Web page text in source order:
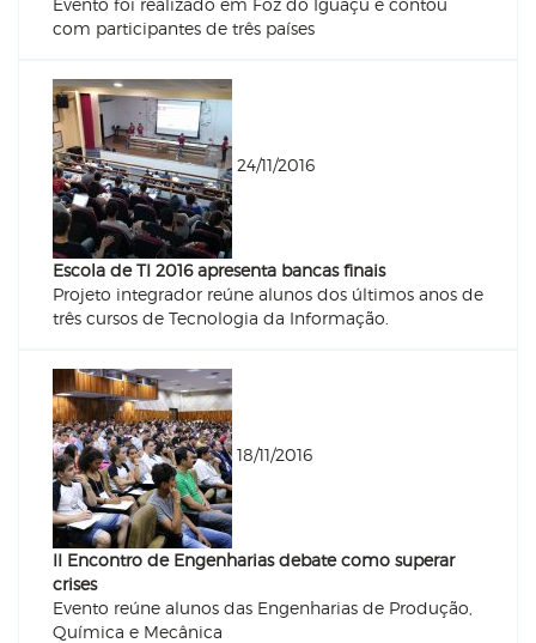
Evento foi realizado em Foz do Iguaçu e contou
com participantes de três países
24/11/2016
Escola de TI 2016 apresenta bancas finais
Projeto integrador reúne alunos dos últimos anos de
três cursos de Tecnologia da Informação.
18/11/2016
II Encontro de Engenharias debate como superar
crises
Evento reúne alunos das Engenharias de Produção,
Química e Mecânica